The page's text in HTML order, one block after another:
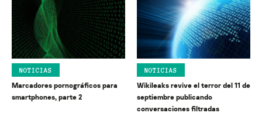
NOTICIAS
Marcadores pornográficos para
smartphones, parte 2
NOTICIAS
Wikileaks revive el terror del 11 de
septiembre publicando
conversaciones filtradas